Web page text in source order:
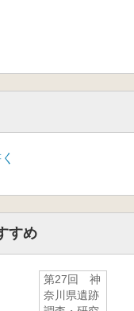
の弥生遺跡 中期後半
の古墳から文化交流
様相 飯田市飯田古
上毛野における4・
(予察) 若狭 徹
宮澤公雄
相 二本ケ谷積石塚
すめ
第27回 神
奈川県遺跡